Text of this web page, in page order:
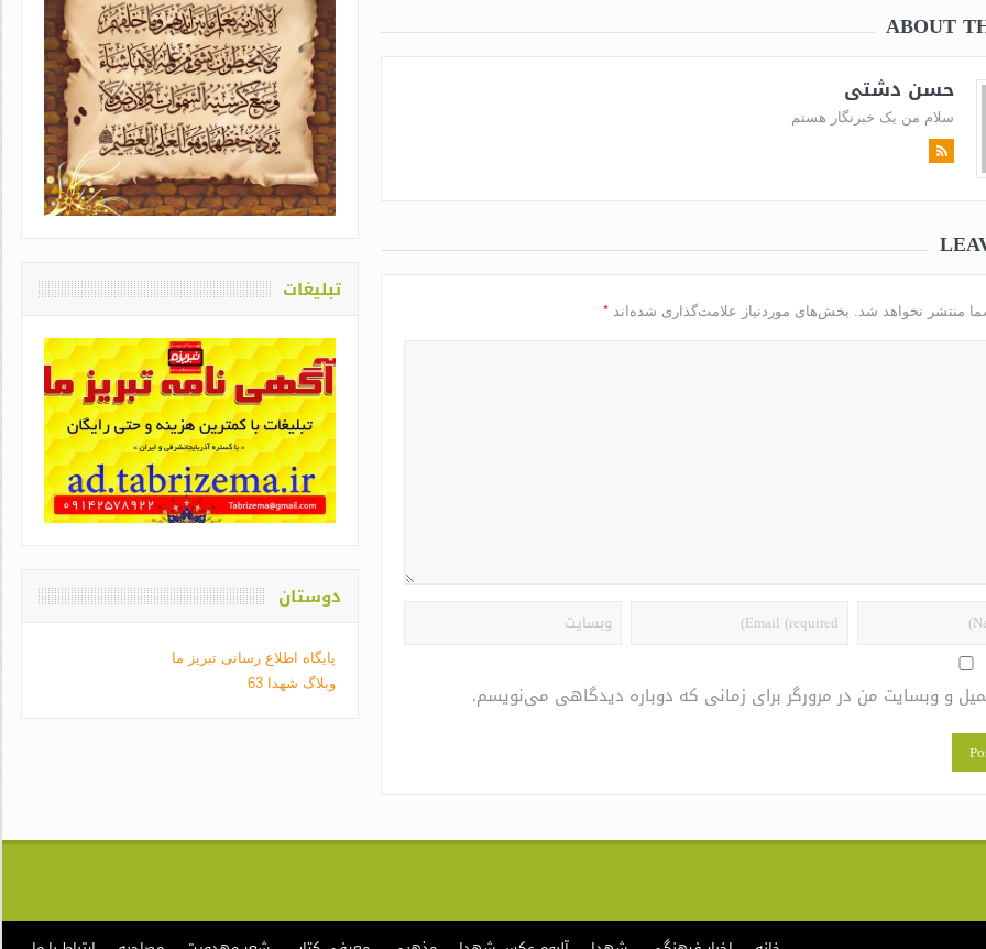
ABOUT
حسن دشتی
سلام من یک خبرنگار هستم
منتشر نخواهد شد. بخش‌های موردنیاز علامت‌گذاری شده‌اند *
و وبسایت من در مرورگر برای زمانی که دوباره دیدگاهی می‌نویسم.
تبلیغات
دوستان
پایگاه اطلاع رسانی تبریز ما
وبلاگ شهدا 63
به یاد او که دغدغه سلامت قلم